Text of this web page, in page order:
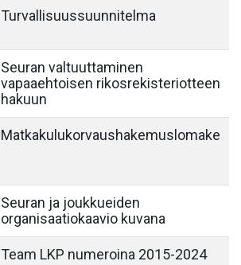
Turvallisuussuunnitelma
Seuran valtuuttaminen
vapaaehtoisen rikosrekisteriotteen
hakuun
Matkakulukorvaushakemuslomake
Seuran ja joukkueiden
organisaatiokaavio kuvana
Team LKP numeroina 2015-2024